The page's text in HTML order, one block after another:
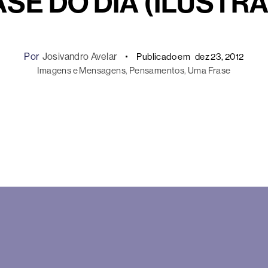
Por Josivandro Avelar Publicado em dez 23, 2012
Imagens e Mensagens, Pensamentos, Uma Frase